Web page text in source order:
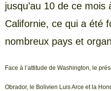
jusqu’au 10 de ce mois
Californie, ce qui a été
nombreux pays et
Face à l’attitude de Washington, le
Obrador, le Bolivien Luis Arce et la